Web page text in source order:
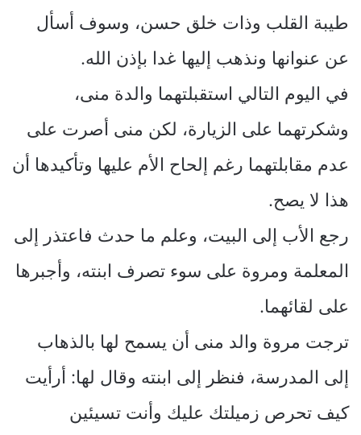
طيبة القلب وذات خلق حسن، وسوف أسأل
عن عنوانها ونذهب إليها غدا بإذن الله.
في اليوم التالي استقبلتهما والدة منى،
وشكرتهما على الزيارة، لكن منى أصرت على
عدم مقابلتهما رغم إلحاح الأم عليها وتأكيدها أن
هذا لا يصح.
رجع الأب إلى البيت، وعلم ما حدث فاعتذر إلى
المعلمة ومروة على سوء تصرف ابنته، وأجبرها
على لقائهما.
ترجت مروة والد منى أن يسمح لها بالذهاب
إلى المدرسة، فنظر إلى ابنته وقال لها: أرأيت
كيف تحرص زميلتك عليك وأنت تسيئين